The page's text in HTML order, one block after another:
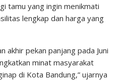
tamu yang ingin menikmati
lengkap dan harga yang
akhir pekan panjang pada Juni
minat masyarakat
di Kota Bandung,” ujarnya